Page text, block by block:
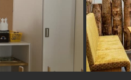
speichern
(2)
Cookies ermöglichen
Funktion der Website